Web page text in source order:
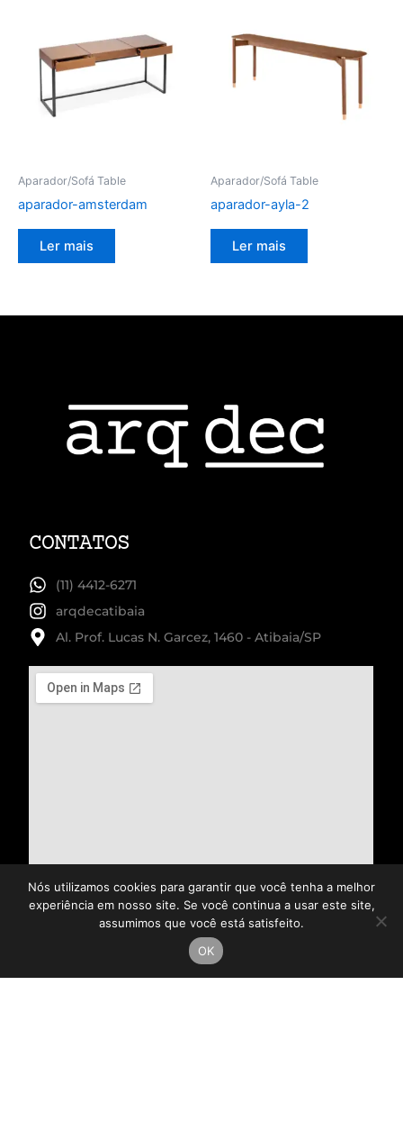
Aparador/Sofá Table
aparador-amsterdam
Ler mais
Aparador/Sofá Table
aparador-ayla-2
Ler mais
CONTATOS
(11) 4412-6271
arqdecatibaia
Al. Prof. Lucas N. Garcez, 1460 - Atibaia/SP
Nós utilizamos cookies para garantir que você tenha a melhor
experiência em nosso site. Se você continua a usar este site,
assumimos que você está satisfeito.
OK